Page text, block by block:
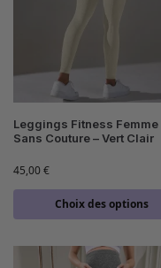
Leggings Fitness Femme
Sans Couture – Vert Clair
45,00€
Choix des options